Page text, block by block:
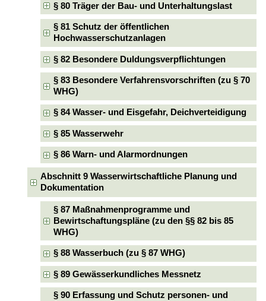
§ 80 Träger der Bau- und Unterhaltungslast
§ 81 Schutz der öffentlichen
Hochwasserschutzanlagen
§ 82 Besondere Duldungsverpflichtungen
§ 83 Besondere Verfahrensvorschriften (zu § 70
WHG)
§ 84 Wasser- und Eisgefahr, Deichverteidigung
§ 85 Wasserwehr
§ 86 Warn- und Alarmordnungen
Abschnitt 9 Wasserwirtschaftliche Planung und
Dokumentation
§ 87 Maßnahmenprogramme und
Bewirtschaftungspläne (zu den §§ 82 bis 85
WHG)
§ 88 Wasserbuch (zu § 87 WHG)
§ 89 Gewässerkundliches Messnetz
§ 90 Erfassung und Schutz personen- und